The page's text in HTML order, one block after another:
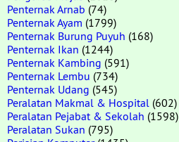
Penternak Arnab (74)
Penternak Ayam (1799)
Penternak Burung Puyuh (168)
Penternak Ikan (1244)
Penternak Kambing (591)
Penternak Lembu (734)
Penternak Udang (545)
Peralatan Makmal & Hospital (602)
Peralatan Pejabat & Sekolah (1598)
Peralatan Sukan (795)